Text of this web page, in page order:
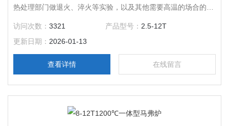
热处理部门做退火、淬火等实验，以及其他需要高温的场合的加
生产的产品，该产品将炉体与控制部分做了*的整合，极大的降
低了所占空间面积。
访问次数：3321 产品型号： 2.5-12T
更新日期： 2026-01-13
查看详情 在线留言